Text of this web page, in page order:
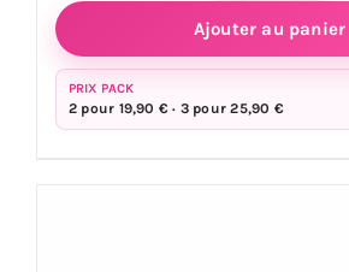
de
Sticker
Ajouter au panier
PRIX PACK
2 pour 19,90 € · 3 pour 25,90 €